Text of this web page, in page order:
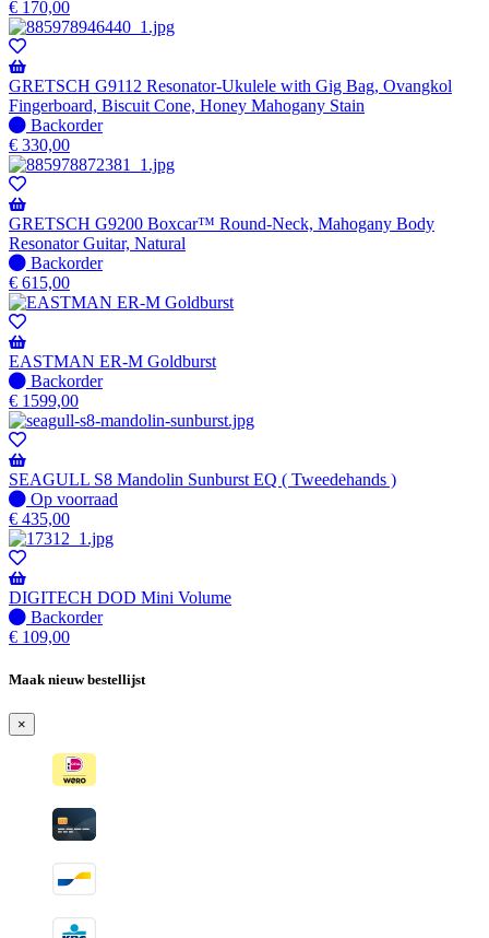
op
voorraad
-
Wordt
verzonden
wanneer
beschikbaar
€ 170,00
GRETSCH G9112 Resonator-Ukulele with Gig Bag, Ovangkol
Fingerboard, Biscuit Cone, Honey Mahogany Stain
Niet
op
voorraad
-
Wordt
verzonden
wanneer
beschikbaar
Backorder
€ 330,00
GRETSCH G9200 Boxcar™ Round-Neck, Mahogany Body
Resonator Guitar, Natural
Niet
op
voorraad
-
Wordt
verzonden
wanneer
beschikbaar
Backorder
€ 615,00
EASTMAN ER-M Goldburst
Niet
op
voorraad
-
Wordt
verzonden
wanneer
beschikbaar
Backorder
€ 1599,00
SEAGULL S8 Mandolin Sunburst EQ ( Tweedehands )
Op
voorraad
Op voorraad
€ 435,00
DIGITECH DOD Mini Volume
Niet
op
-
verzonden
wanneer
beschikbaar
Backorder
€ 109,00
Maak nieuw bestellijst
×